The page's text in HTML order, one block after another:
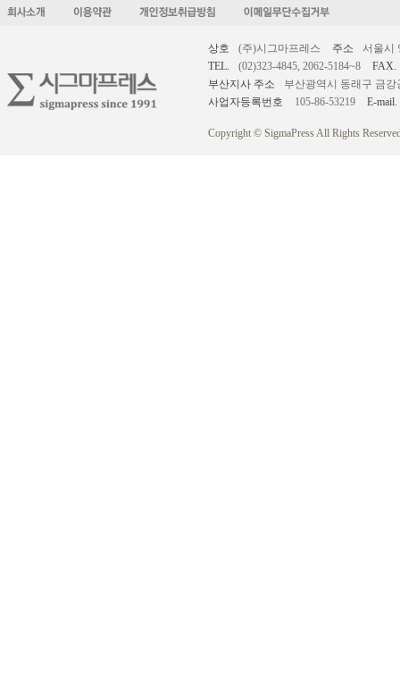
상호 (주)시그마프레스 주소
서울시
TEL.
(02)323-4845, 2062-5184~8
FAX.
부산지사 주소
부산광역시 동래구 금강
사업자등록번호
105-86-53219 E-mail.
Copyright © SigmaPress All Rights